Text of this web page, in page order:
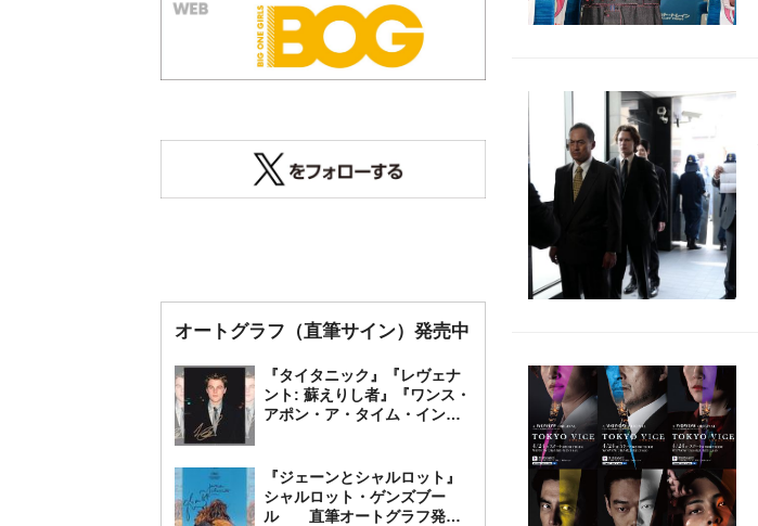
オートグラフ（直筆サイン）発売中
『タイタニック』『レヴェナ
ント: 蘇えりし者』『ワンス・
アポン・ア・タイム・イン・
フ発売中
『ジェーンとシャルロット』
シャルロット・ゲンズブー
ル 直筆オートグラフ発売